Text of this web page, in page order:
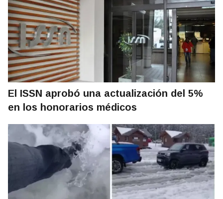
El ISSN aprobó una actualización del 5%
en los honorarios médicos